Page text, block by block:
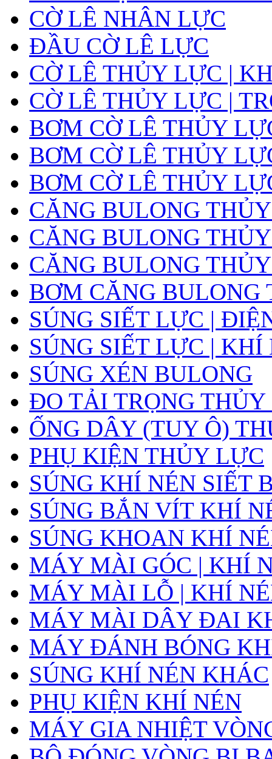
CỜ LÊ NHÂN LỰC
ĐẦU CỜ LÊ LỰC
CỜ LÊ THỦY LỰC |
CỜ LÊ THỦY LỰC |
BƠM CỜ LÊ THỦY
BƠM CỜ LÊ THỦY
BƠM CỜ LÊ THỦY
CĂNG BULONG
CĂNG BULONG
CĂNG BULONG
BƠM CĂNG BULONG
SÚNG SIẾT LỰC |
SÚNG SIẾT LỰC | KHÍ
SÚNG XÉN BULONG
ĐO TẢI TRỌNG
ỐNG DÂY (TUY Ô)
PHỤ KIỆN THỦY LỰC
SÚNG KHÍ NÉN SIẾT
SÚNG BẮN VÍT KHÍ
SÚNG KHOAN KHÍ
MÁY MÀI GÓC | KHÍ
MÁY MÀI LỖ | KHÍ
MÁY MÀI DÂY ĐAI
MÁY ĐÁNH BÓNG
SÚNG KHÍ NÉN KHÁC
PHỤ KIỆN KHÍ NÉN
MÁY GIA NHIỆT